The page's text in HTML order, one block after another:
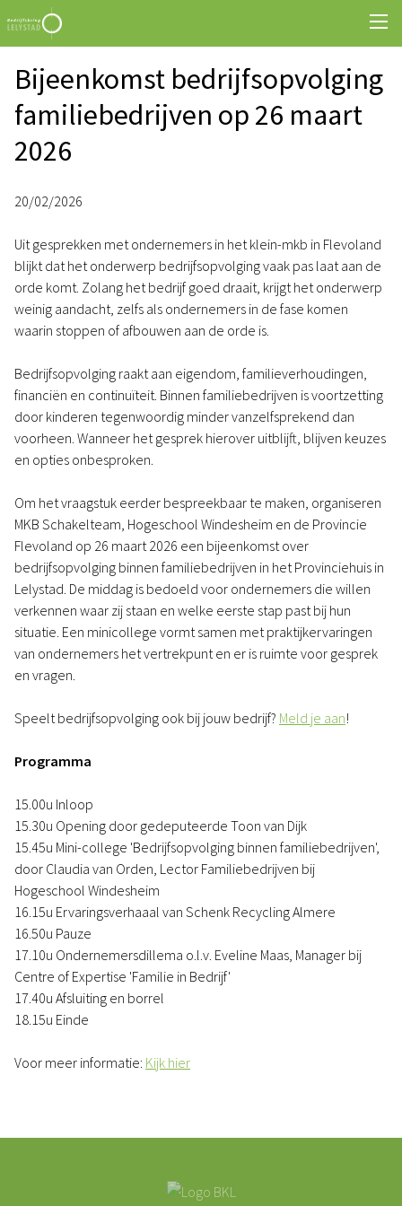
Bijeenkomst bedrijfsopvolging
familiebedrijven op 26 maart
2026
20/02/2026
Uit gesprekken met ondernemers in het klein-mkb in Flevoland
blijkt dat het onderwerp bedrijfsopvolging vaak pas laat aan de
orde komt. Zolang het bedrijf goed draait, krijgt het onderwerp
weinig aandacht, zelfs als ondernemers in de fase komen
waarin stoppen of afbouwen aan de orde is.
Bedrijfsopvolging raakt aan eigendom, familieverhoudingen,
financiën en continuïteit. Binnen familiebedrijven is voortzetting
door kinderen tegenwoordig minder vanzelfsprekend dan
voorheen. Wanneer het gesprek hierover uitblijft, blijven keuzes
en opties onbesproken.
Om het vraagstuk eerder bespreekbaar te maken, organiseren
MKB Schakelteam, Hogeschool Windesheim en de Provincie
Flevoland op 26 maart 2026 een bijeenkomst over
bedrijfsopvolging binnen familiebedrijven in het Provinciehuis in
Lelystad. De middag is bedoeld voor ondernemers die willen
verkennen waar zij staan en welke eerste stap past bij hun
situatie. Een minicollege vormt samen met praktijkervaringen
van ondernemers het vertrekpunt en er is ruimte voor gesprek
en vragen.
Speelt bedrijfsopvolging ook bij jouw bedrijf? Meld je aan!
Programma
15.00u Inloop
15.30u Opening door gedeputeerde Toon van Dijk
15.45u Mini-college 'Bedrijfsopvolging binnen familiebedrijven',
door Claudia van Orden, Lector Familiebedrijven bij
Hogeschool Windesheim
16.15u Ervaringsverhaaal van Schenk Recycling Almere
16.50u Pauze
17.10u Ondernemersdillema o.l.v. Eveline Maas, Manager bij
Centre of Expertise 'Familie in Bedrijf'
17.40u Afsluiting en borrel
18.15u Einde
Voor meer informatie: Kijk hier